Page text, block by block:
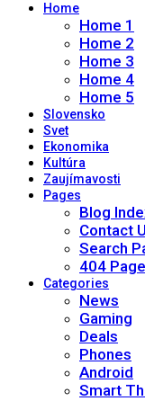
Home
Home 1
Home 2
Home 3
Home 4
Home 5
Slovensko
Svet
Ekonomika
Kultúra
Zaujímavosti
Pages
Blog
Contact
Search
404 Page
Categories
News
Gaming
Deals
Phones
Android
Smart